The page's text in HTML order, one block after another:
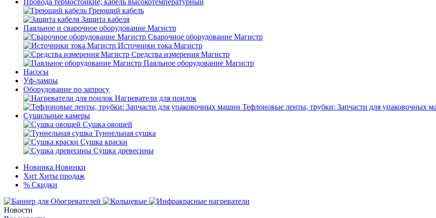
Провода термостойкие, кабель высокотемпературный
Греющий кабель
Защита кабеля
Паяльное и сварочное оборудование Магистр
Сварочное оборудование Магистр
Источники тока Магистр
Средства измерения Магистр
Паяльное оборудование Магистр
Насосы
Уф-лампы
Оборудование по запросу
Нагреватели для поилок
Тефлоновые ленты, трубки: Запчасти для упаковочных
Сушильные камеры
Сушка овощей
Туннельная сушка
Сушка краски
Сушка древесины
Новинка Новинки
Хит Хиты продаж
% Скидки
Новости